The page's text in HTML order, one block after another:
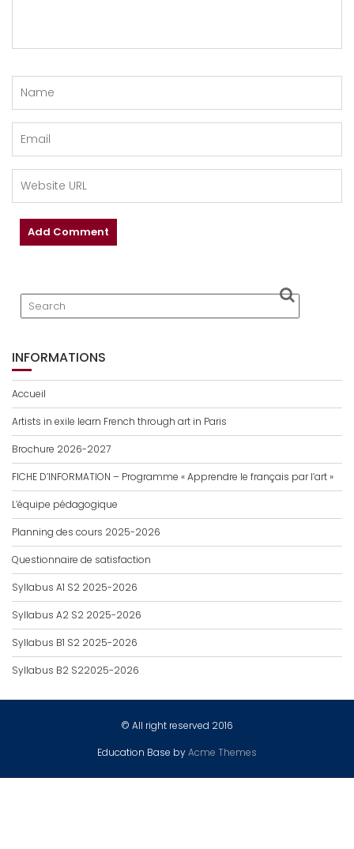
INFORMATIONS
Accueil
Artists in exile learn French through art in Paris
Brochure 2026-2027
FICHE D’INFORMATION – Programme « Apprendre le français par l’art »
L’équipe pédagogique
Planning des cours 2025-2026
Questionnaire de satisfaction
Syllabus A1 S2 2025-2026
Syllabus A2 S2 2025-2026
Syllabus B1 S2 2025-2026
Syllabus B2 S22025-2026
© All right reserved 2016
Education Base byAcme Themes